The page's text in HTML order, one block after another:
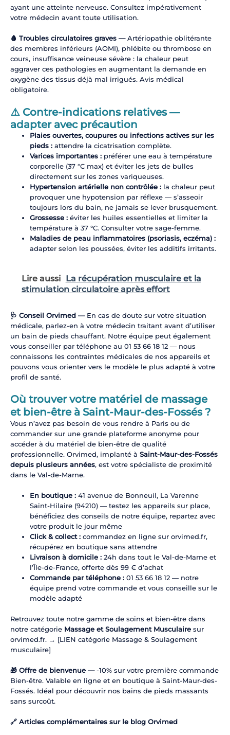
ayant une atteinte nerveuse. Consultez impérativement
votre médecin avant toute utilisation.
🩸 Troubles circulatoires graves — Artériopathie oblitérante
des membres inférieurs (AOMI), phlébite ou thrombose en
cours, insuffisance veineuse sévère : la chaleur peut
aggraver ces pathologies en augmentant la demande en
oxygène des tissus déjà mal irrigués. Avis médical
obligatoire.
⚠️ Contre-indications relatives —
adapter avec précaution
Plaies ouvertes, coupures ou infections actives sur les
pieds :attendre la cicatrisation complète.
Varices importantes :préférer une eau à température
corporelle (37 °C max) et éviter les jets de bulles
directement sur les zones variqueuses.
Hypertension artérielle non contrôlée :la chaleur peut
provoquer une hypotension par réflexe — s’asseoir
toujours lors du bain, ne jamais se lever brusquement.
Grossesse :éviter les huiles essentielles et limiter la
température à 37 °C. Consulter votre sage-femme.
Maladies de peau inflammatoires (psoriasis, eczéma) :
adapter selon les poussées, éviter les additifs irritants.
Lire aussi La récupération musculaire et la
stimulation circulatoire après effort
🩺 Conseil Orvimed — En cas de doute sur votre situation
médicale, parlez-en à votre médecin traitant avant d’utiliser
un bain de pieds chauffant. Notre équipe peut également
vous conseiller par téléphone au 01 53 66 18 12 — nous
connaissons les contraintes médicales de nos appareils et
pouvons vous orienter vers le modèle le plus adapté à votre
profil de santé.
Où trouver votre matériel de massage
et bien-être à Saint-Maur-des-Fossés ?
Vous n’avez pas besoin de vous rendre à Paris ou de
commander sur une grande plateforme anonyme pour
accéder à du matériel de bien-être de qualité
professionnelle. Orvimed, implanté à Saint-Maur-des-Fossés
depuis plusieurs années, est votre spécialiste de proximité
dans le Val-de-Marne.
En boutique :41 avenue de Bonneuil, La Varenne
Saint-Hilaire (94210) — testez les appareils sur place,
bénéficiez des conseils de notre équipe, repartez avec
votre produit le jour même
Click & collect :commandez en ligne sur orvimed.fr,
récupérez en boutique sans attendre
Livraison à domicile :24h dans tout le Val-de-Marne et
l’Île-de-France, offerte dès 99 € d’achat
Commande par téléphone :01 53 66 18 12 — notre
équipe prend votre commande et vous conseille sur le
modèle adapté
Retrouvez toute notre gamme de soins et bien-être dans
notre catégorie Massage et Soulagement Musculairesur
orvimed.fr. → [LIEN catégorie Massage & Soulagement
musculaire]
🎁 Offre de bienvenue — -10% sur votre première commande
Bien-être. Valable en ligne et en boutique à Saint-Maur-des-
Fossés. Idéal pour découvrir nos bains de pieds massants
sans surcoût.
🔗 Articles complémentaires sur le blog Orvimed